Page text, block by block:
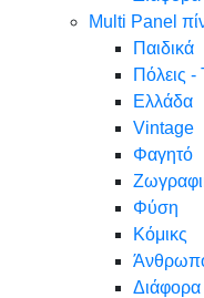
Multi Panel
Παιδικά
Πόλεις -
Ελλάδα
Vintage
Φαγητό
Φύση
Κόμικς
Διάφορα